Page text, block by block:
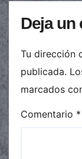
Deja un
Tu dirección
publicada.
marcados
Comentario *